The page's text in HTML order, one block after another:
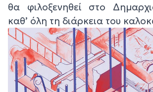
θα φιλοξενηθεί στο
καθ’ όλη τη διάρκεια του